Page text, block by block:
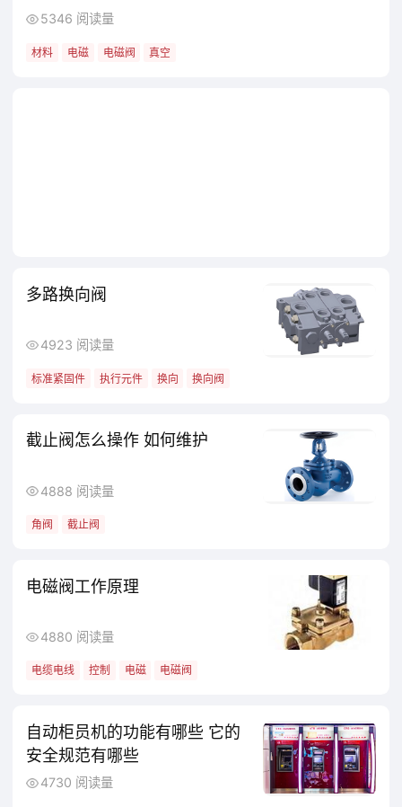
5346 阅读量
材料 电磁 电磁阀 真空
多路换向阀
4923 阅读量
标准紧固件 执行元件 换向 换向阀
截止阀怎么操作 如何维护
4888 阅读量
角阀 截止阀
电磁阀工作原理
4880 阅读量
电缆电线 控制 电磁 电磁阀
自动柜员机的功能有哪些 它的
安全规范有哪些
4730 阅读量